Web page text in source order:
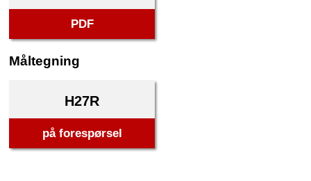
PDF
Måltegning
H27R
på forespørsel